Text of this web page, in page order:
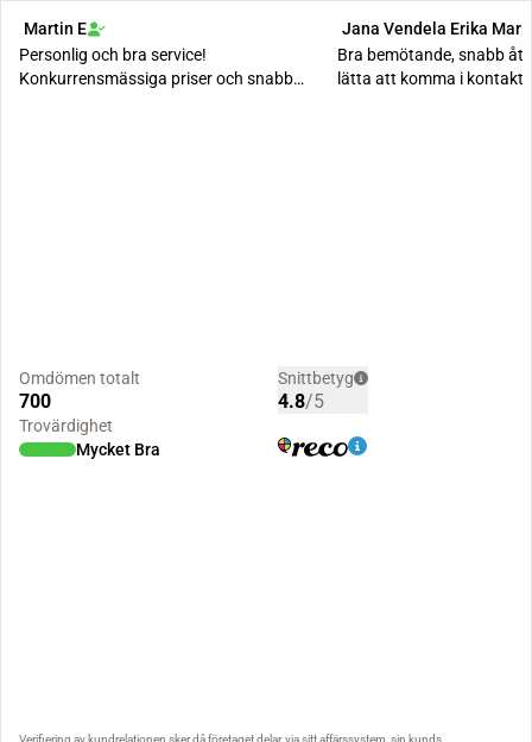
Martin E
Personlig och bra service!
Konkurrensmässiga priser och snabb
Jana Vendela Erika
Bra bemötande, snabb
lätta att komma i kontakt
Omdömen totalt
700
Snittbetyg
4.8/5
Trovärdighet
Mycket Bra